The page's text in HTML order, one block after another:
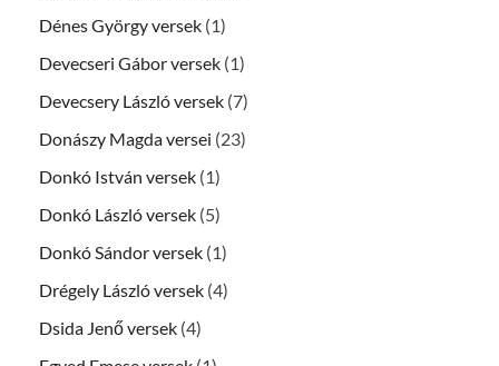
Dénes György versek (1)
Devecseri Gábor versek (1)
Devecsery László versek (7)
Donászy Magda versei (23)
Donkó István versek (1)
Donkó László versek (5)
Donkó Sándor versek (1)
Drégely László versek (4)
Dsida Jenő versek (4)